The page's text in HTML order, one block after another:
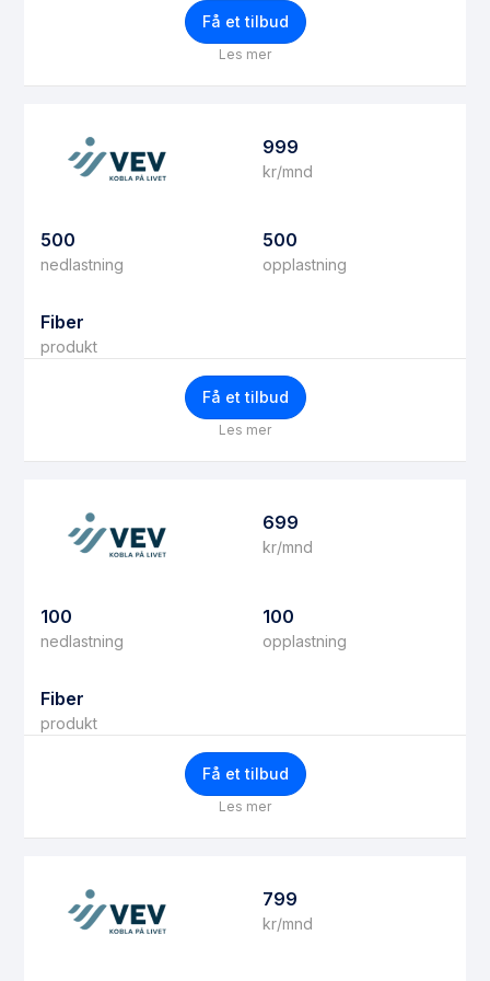
Få et tilbud
Les mer
999
kr/mnd
500
nedlastning
500
opplastning
Fiber
produkt
Få et tilbud
Les mer
699
kr/mnd
100
nedlastning
100
opplastning
Fiber
produkt
Få et tilbud
Les mer
799
kr/mnd